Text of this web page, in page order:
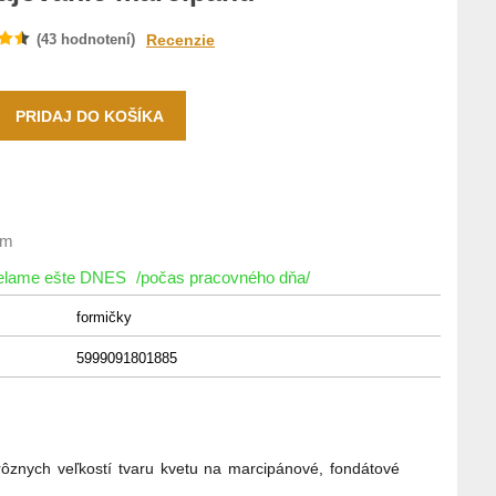
(43 hodnotení) Recenzie
ešte DNES /počas pracovného dňa/
formičky
5999091801885
veľkostí tvaru kvetu na marcipánové, fondátové